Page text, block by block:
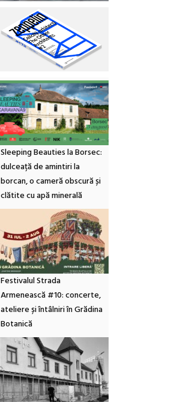
Sleeping Beauties la Borsec:
dulceață de amintiri la
borcan, o cameră obscură și
clătite cu apă minerală
Festivalul Strada
Armenească #10: concerte,
ateliere și întâlniri în Grădina
Botanică